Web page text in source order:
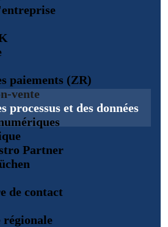
paiements (ZR)
vente
processus et des données
Partner
de contact
régionale